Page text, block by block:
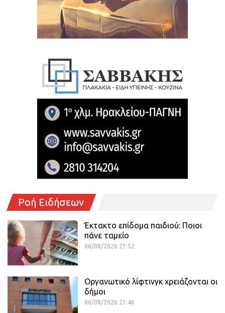
Ροή Ειδήσεων
Έκτακτο επίδομα παιδιού: Ποιοι
πάνε ταμείο
06/08/2026 21:52
Οργανωτικό λίφτινγκ χρειάζονται οι
δήμοι
06/08/2026 21:46